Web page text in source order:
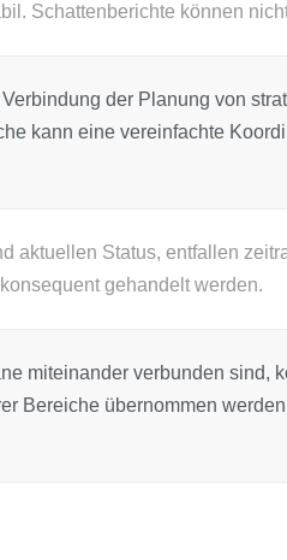
Schattenberichte können
der Planung von
kann eine vereinfachte
aktuellen Status, entfallen
gehandelt werden.
miteinander verbunden sind,
Bereiche übernommen